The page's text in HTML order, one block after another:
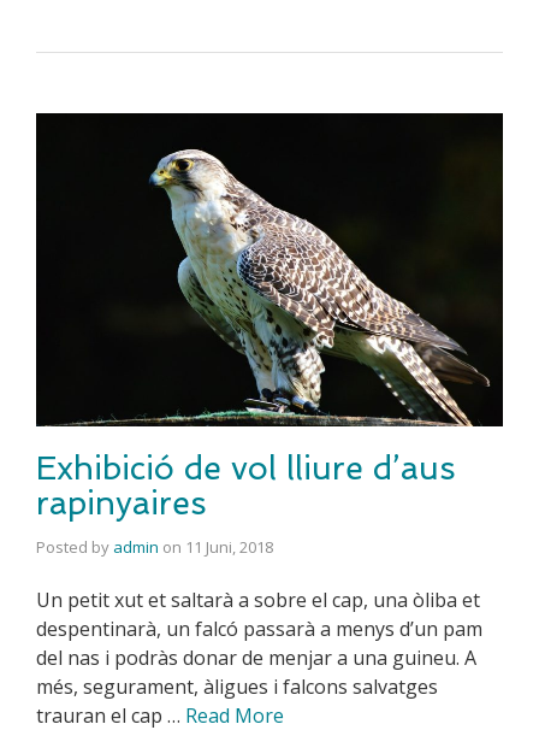
Exhibició de vol lliure d’aus
rapinyaires
Posted by admin on 11 Juni, 2018
Un petit xut et saltarà a sobre el cap, una òliba et
despentinarà, un falcó passarà a menys d’un pam
del nas i podràs donar de menjar a una guineu. A
més, segurament, àligues i falcons salvatges
trauran el cap … Read More